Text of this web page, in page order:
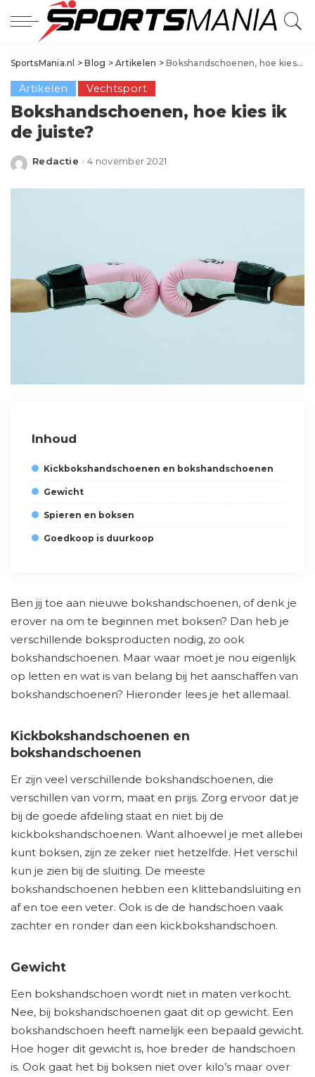
SportsMania.nl >Blog >Artikelen >Bokshandschoenen, hoe kies ik de juiste?
Artikelen Vechtsport
Bokshandschoenen, hoe kies ik
de juiste?
Posted
Redactie 4 november 2021
Inhoud
Kickbokshandschoenen en bokshandschoenen
Gewicht
Spieren en boksen
Goedkoop is duurkoop
Ben jij toe aan nieuwe bokshandschoenen, of denk je
erover na om te beginnen met boksen? Dan heb je
verschillende boksproducten nodig, zo ook
bokshandschoenen. Maar waar moet je nou eigenlijk
op letten en wat is van belang bij het aanschaffen van
bokshandschoenen? Hieronder lees je het allemaal.
Kickbokshandschoenen en
bokshandschoenen
Er zijn veel verschillende bokshandschoenen, die
verschillen van vorm, maat en prijs. Zorg ervoor dat je
bij de goede afdeling staat en niet bij de
kickbokshandschoenen. Want alhoewel je met allebei
kunt boksen, zijn ze zeker niet hetzelfde. Het verschil
kun je zien bij de sluiting. De meeste
bokshandschoenen hebben een klittebandsluiting en
af en toe een veter. Ook is de de handschoen vaak
zachter en ronder dan een kickbokshandschoen.
Gewicht
Een bokshandschoen wordt niet in maten verkocht.
Nee, bij bokshandschoenen gaat dit op gewicht. Een
bokshandschoen heeft namelijk een bepaald gewicht.
Hoe hoger dit gewicht is, hoe breder de handschoen
is. Ook gaat het bij boksen niet over kilo’s maar over